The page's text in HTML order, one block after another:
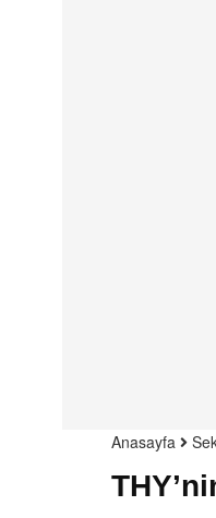
Anasayfa